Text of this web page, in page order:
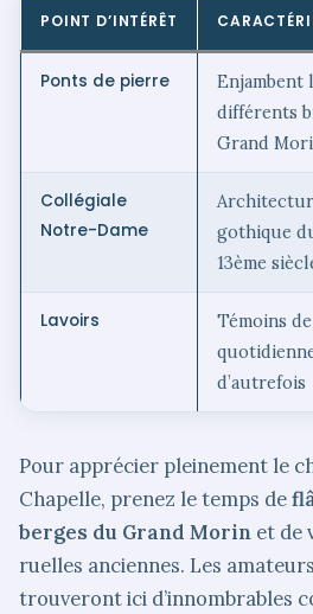
POINT D’INTÉRÊT
Ponts de pierre
Enjambent
différents
Grand
Collégiale
Notre-Dame
gothique
13ème
Lavoirs
Témoins
d’autrefois
Pour apprécier pleinement le
Chapelle, prenez le temps de
berges du Grand Morin et de
ruelles anciennes. Les
trouveront ici d’innombrables